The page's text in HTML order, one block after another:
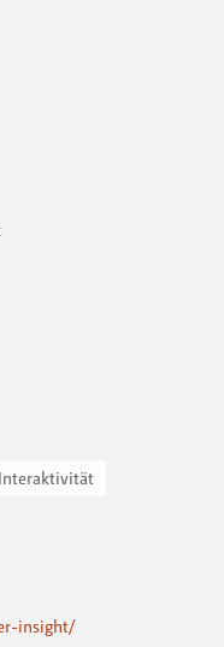
Interaktivität
insight/